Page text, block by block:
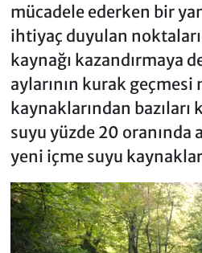
mücadele ederken bir
ihtiyaç duyulan
kaynağı kazandırmaya
aylarının kurak geçmesi
kaynaklarından bazıları
suyu yüzde 20 oranında
yeni içme suyu